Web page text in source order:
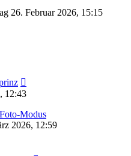
26. Februar 2026, 15:15
12:43
Modus
2026, 12:59